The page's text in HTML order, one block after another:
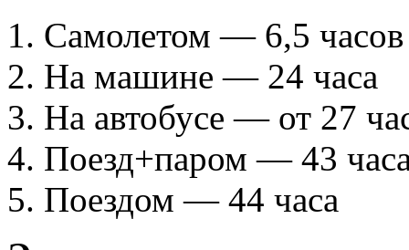
Самолетом — 6,5 часов
На машине — 24 часа
На автобусе — от 27
Поезд+паром — 43
Поездом — 44 часа